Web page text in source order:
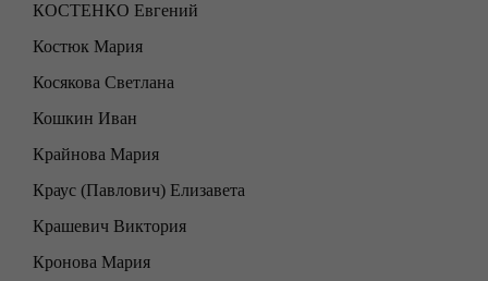
КОСТЕНКО Евгений
Костюк Мария
Косякова Светлана
Кошкин Иван
Крайнова Мария
Краус (Павлович) Елизавета
Крашевич Виктория
Кронова Мария